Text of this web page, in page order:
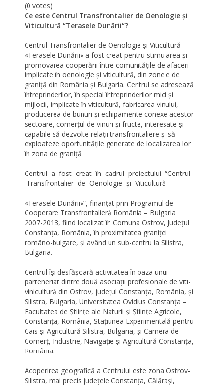
(0 votes)
Ce este Centrul Transfrontalier de Oenologie și
Viticultură “Terasele Dunării“?
Centrul Transfrontalier de Oenologie și Viticultură
«Terasele Dunării» a fost creat pentru stimularea şi
promovarea cooperării între comunităţile de afaceri
implicate în oenologie şi viticultură, din zonele de
graniţă din România şi Bulgaria. Centrul se adresează
întreprinderilor, în special întreprinderilor mici şi
mijlocii, implicate în viticultură, fabricarea vinului,
producerea de bunuri şi echipamente conexe acestor
sectoare, comerţul de vinuri şi fructe, interesate şi
capabile să dezvolte relaţii transfrontaliere şi să
exploateze oportunităţile generate de localizarea lor
în zona de graniţă.
Centrul a fost creat în cadrul proiectului “Centrul
Transfrontalier de Oenologie şi Viticultură
«Terasele Dunării»”, finanţat prin Programul de
Cooperare Transfrontalieră România – Bulgaria
2007-2013, fiind localizat în Comuna Ostrov, Judeţul
Constanţa, România, în proximitatea graniţei
româno-bulgare, şi având un sub-centru la Silistra,
Bulgaria.
Centrul îşi desfăşoară activitatea în baza unui
parteneriat dintre două asociaţii profesionale de viti-
vinicultură din Ostrov, judeţul Constanţa, România, şi
Silistra, Bulgaria, Universitatea Ovidius Constanţa –
Facultatea de Ştiinţe ale Naturii şi Ştiinţe Agricole,
Constanţa, România, Staţiunea Experimentală pentru
Cais şi Agricultură Silistra, Bulgaria, şi Camera de
Comerţ, Industrie, Navigaţie şi Agricultură Constanţa,
România.
Acoperirea geografică a Centrului este zona Ostrov-
Silistra, mai precis judeţele Constanţa, Călăraşi,